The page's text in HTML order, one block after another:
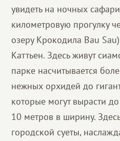
увидеть на ночных
километровую прогулку
озеру Крокодила Bau
Каттьен. Здесь живут
парке насчитывается
нежных орхидей до
которые могут вырасти
10 метров в ширину.
городской суеты,